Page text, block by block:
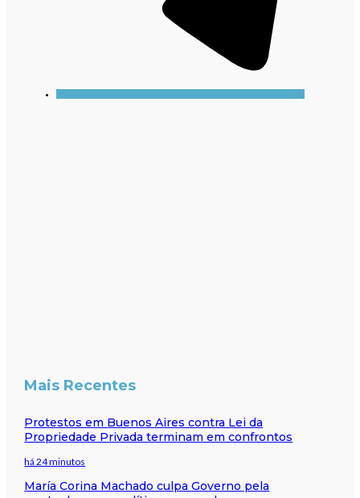
Mais Recentes
Protestos em Buenos Aires contra Lei da
Propriedade Privada terminam em confrontos
há 24 minutos
María Corina Machado culpa Governo pela